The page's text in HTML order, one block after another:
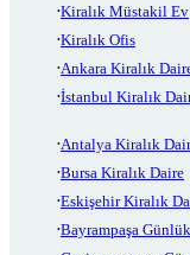
Kiralık Müstakil Ev
Kiralık Ofis
Ankara Kiralık
İstanbul Kiralık
Antalya Kiralık
Bursa Kiralık Daire
Eskişehir Kiralık
Bayrampaşa